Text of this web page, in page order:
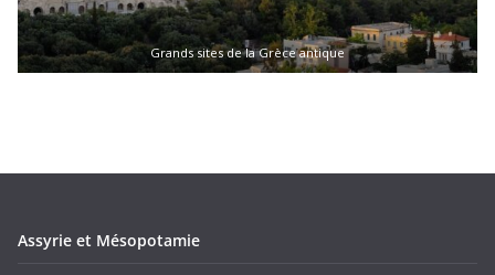
Grands sites de la Grèce antique
Assyrie et Mésopotamie